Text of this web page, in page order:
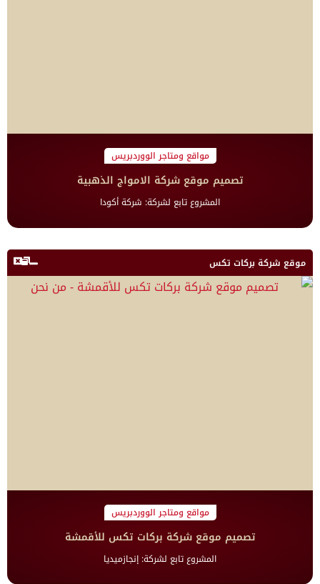
مواقع ومتاجر الووردبريس
تصميم موقع شركة الامواج الذهبية
المشروع تابع لشركة: شركة أكودا
موقع شركة بركات تكس
مواقع ومتاجر الووردبريس
تصميم موقع شركة بركات تكس للأقمشة
المشروع تابع لشركة: إنجازميديا